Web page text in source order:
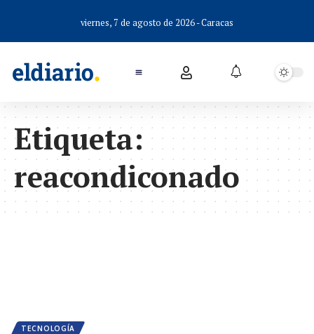
viernes, 7 de agosto de 2026 - Caracas
Etiqueta:
reacondiconado
TECNOLOGÍA